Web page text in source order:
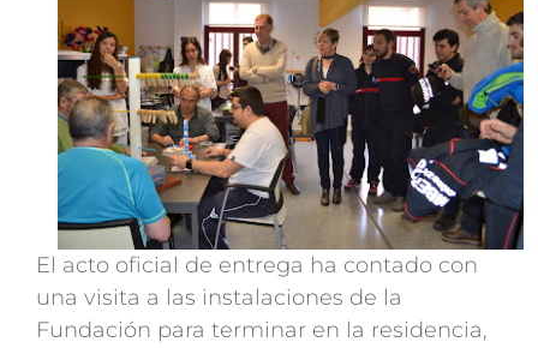
El acto oficial de entrega ha contado con
una visita a las instalaciones de la
Fundación para terminar en la residencia,